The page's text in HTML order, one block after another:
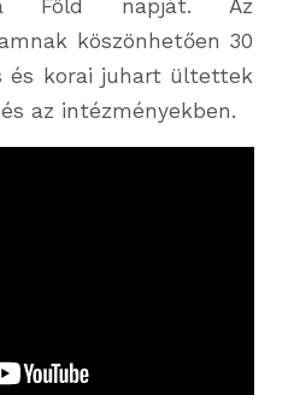
a Föld napját. Az
köszönhetően 30
és korai juhart ültettek
az intézményekben.